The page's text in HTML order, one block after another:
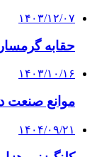
۱۴۰۳/۱۲/۰۷
حقابه
۱۴۰۳/۱۰/۱۶
موانع صنعت
۱۴۰۴/۰۹/۲۱